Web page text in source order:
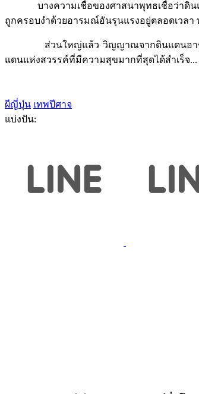
บางความเชื่อของศาสนาพุทธเชื่อว่าดินแดน
ถูกครอบงำด้วยอารมณ์อันรุนแรงอยู่ตลอดเวลา
ส่วนใหญ่แล้ว วิญญาณจากดินแดนอาชูร่าจะ
แดนแห่งสวรรค์ที่มีความสุขมากที่สุดได้สำเร็จ...
ผีญี่ปุ่น เทพปีศาจ
แบ่งปัน: